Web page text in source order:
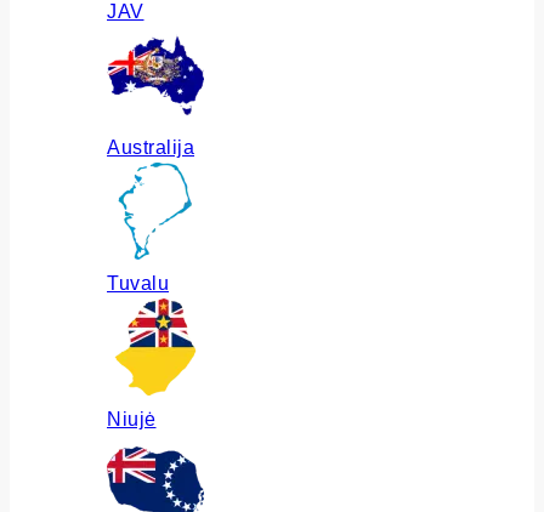
JAV
Australija
Tuvalu
Niujė